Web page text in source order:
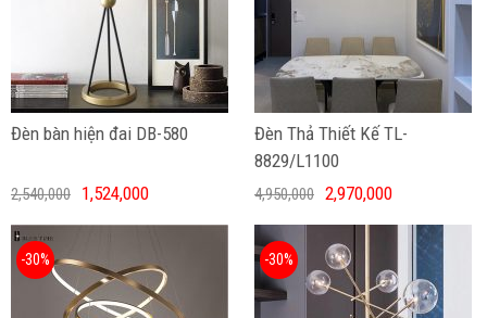
Đèn bàn hiện đai DB-580
2,540,000 1,524,000
Đèn Thả Thiết Kế TL-
8829/L1100
4,950,000 2,970,000
-30% -30%